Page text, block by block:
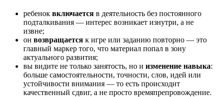
ребенок включается в деятельность без постоянного
подталкивания — интерес возникает изнутри, а не
извне;
он возвращается к игре или заданию повторно — это
главный маркер того, что материал попал в зону
актуального развития;
вы видите не только занятость, но и изменение навыка:
больше самостоятельности, точности, слов, идей или
устойчивости внимания — то есть происходит
качественный сдвиг, а не просто времяпрепровождение.